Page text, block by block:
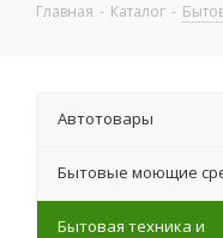
Главная - Каталог -
Автотовары
Бытовые моющие
Бытовая техника и